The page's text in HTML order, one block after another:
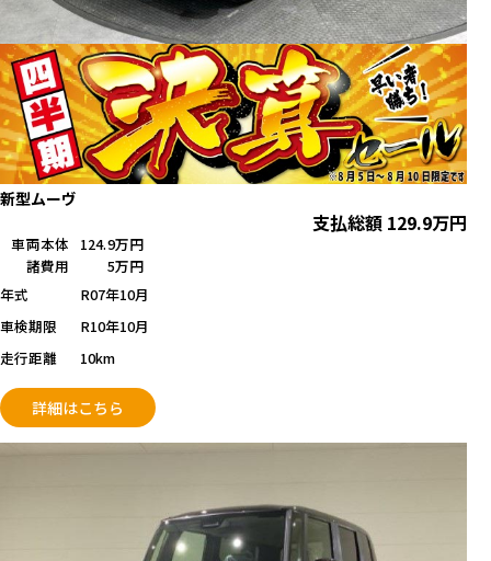
新型ムーヴ
支払総額 129.9万円
車両本体
124.9万円
諸費用
5万円
年式
R07年10月
車検期限
R10年10月
走行距離
10km
詳細はこちら